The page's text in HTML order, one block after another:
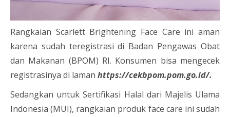
Rangkaian Scarlett Brightening Face Care ini aman
karena sudah teregistrasi di Badan Pengawas Obat
dan Makanan (BPOM) RI. Konsumen bisa mengecek
registrasinya di laman https://cekbpom.pom.go.id/.
Sedangkan untuk Sertifikasi Halal dari Majelis Ulama
Indonesia (MUI), rangkaian produk face care ini sudah